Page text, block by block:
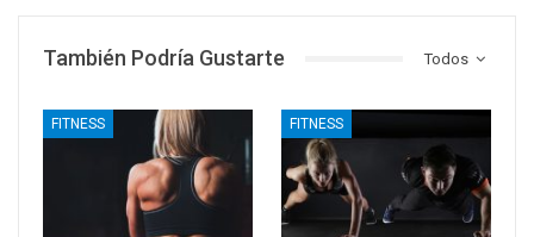
Todos
También Podría Gustarte
FITNESS FITNESS